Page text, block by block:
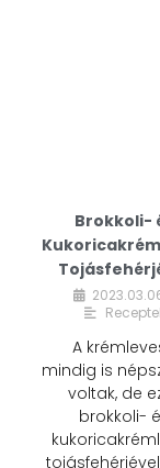
Brokkoli-
A
mindig is
voltak, de
brokkoli-